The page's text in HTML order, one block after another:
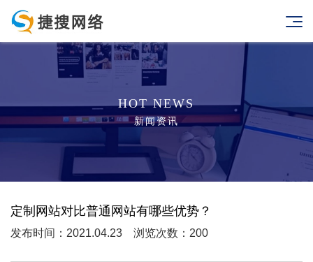
HOT NEWS
新闻资讯
定制网站对比普通网站有哪些优势？
发布时间：2021.04.23 浏览次数：200